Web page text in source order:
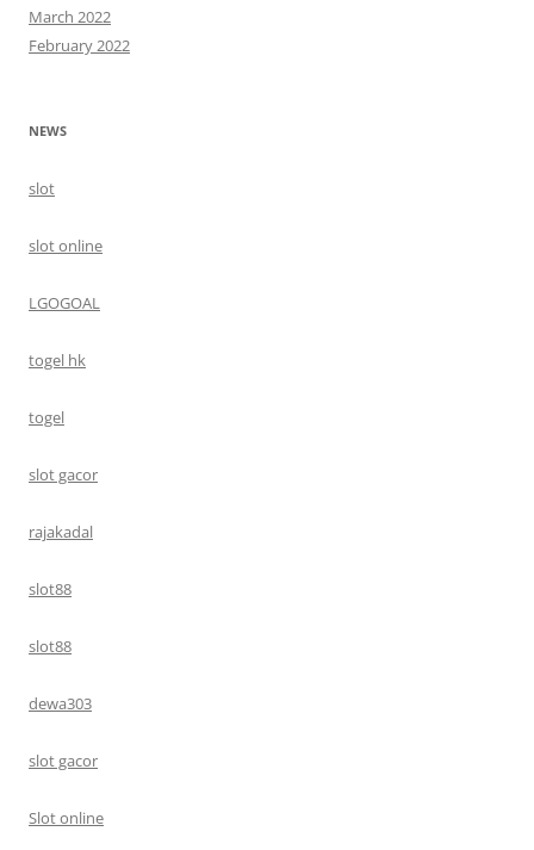
March 2022
February 2022
NEWS
slot
slot online
LGOGOAL
togel hk
togel
slot gacor
rajakadal
slot88
slot88
dewa303
slot gacor
Slot online